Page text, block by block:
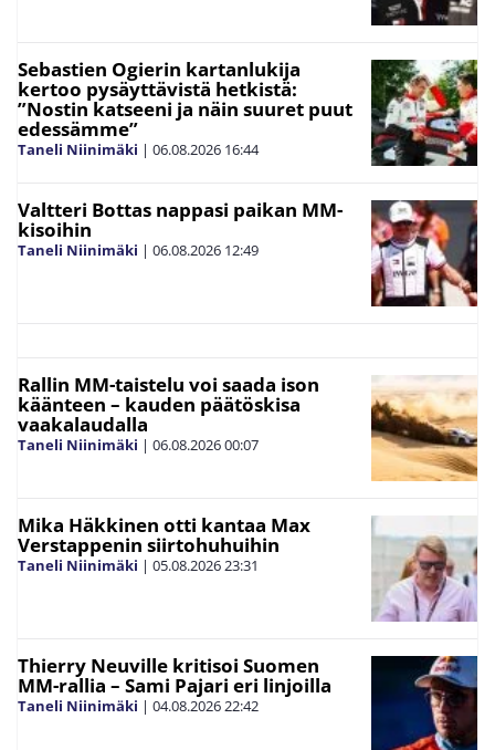
Sebastien Ogierin kartanlukija
kertoo pysäyttävistä hetkistä:
”Nostin katseeni ja näin suuret puut
edessämme”
Taneli Niinimäki | 06.08.2026 16:44
Valtteri Bottas nappasi paikan MM-
kisoihin
Taneli Niinimäki | 06.08.2026 12:49
Rallin MM-taistelu voi saada ison
käänteen – kauden päätöskisa
vaakalaudalla
Taneli Niinimäki | 06.08.202600:07
Mika Häkkinen otti kantaa Max
Verstappenin siirtohuhuihin
Taneli Niinimäki | 05.08.202623:31
Thierry Neuville kritisoi Suomen
MM-rallia – Sami Pajari eri linjoilla
Taneli Niinimäki | 04.08.202622:42